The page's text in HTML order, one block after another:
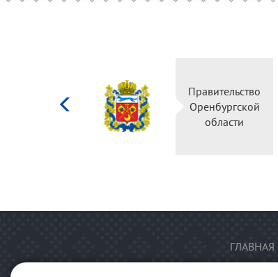
Правительство
Оренбургской
области
ГЛАВНАЯ